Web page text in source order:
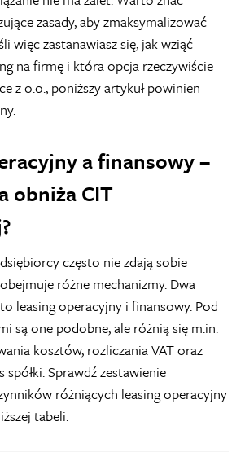
zasady, aby zmaksymalizować
więc zastanawiasz się, jak wziąć
na firmę i która opcja rzeczywiście
z o.o., poniższy artykuł powinien
a finansowy –
obniża CIT
często nie zdają sobie
różne mechanizmy. Dwa
leasing operacyjny i finansowy. Pod
są one podobne, ale różnią się m.in.
kosztów, rozliczania VAT oraz
spółki. Sprawdź zestawienie
różniących leasing operacyjny
tabeli.